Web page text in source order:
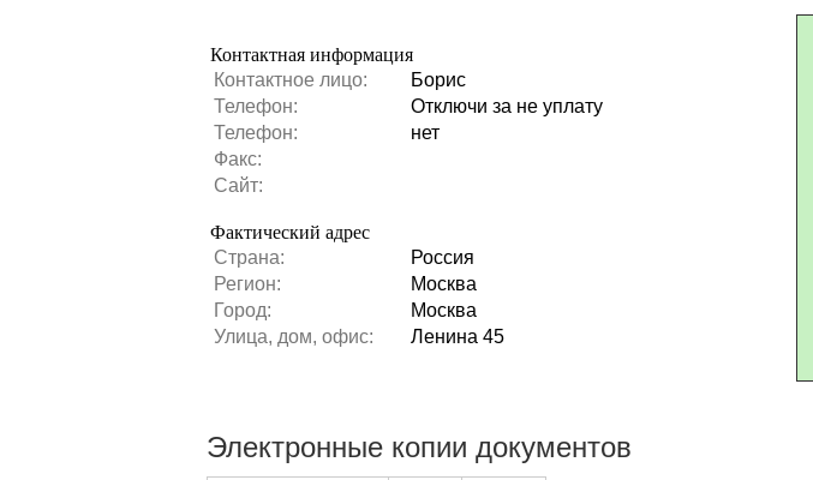
Контактная информация
Контактное лицо:
Борис
Телефон:
Отключи за не уплату
Телефон:
нет
Факс:
Сайт:
Фактический адрес
Страна:
Россия
Регион:
Москва
Город:
Москва
Улица, дом, офис:
Ленина 45
Электронные копии документов